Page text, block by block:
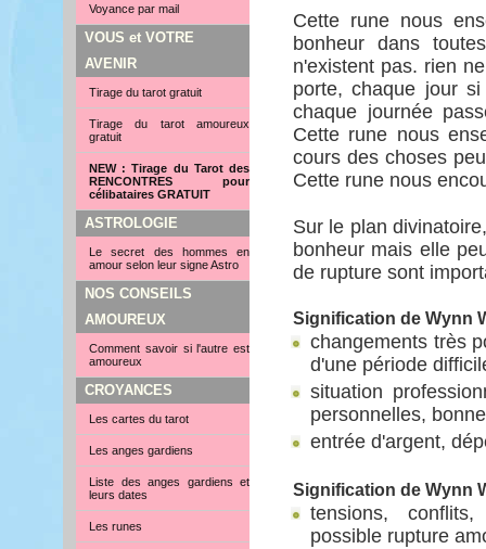
Voyance par mail
VOUS et VOTRE
AVENIR
Tirage du tarot gratuit
Tirage du tarot amoureux
gratuit
NEW : Tirage du Tarot des
RENCONTRES pour
célibataires GRATUIT
ASTROLOGIE
Le secret des hommes en
amour selon leur signe Astro
NOS CONSEILS
AMOUREUX
Comment savoir si l'autre est
amoureux
CROYANCES
Les cartes du tarot
Les anges gardiens
Liste des anges gardiens et
leurs dates
Les runes
Cette rune nous
bonheur dans
n'existent pas. rien
porte, chaque jour
chaque journée
Cette rune nous
cours des choses
Cette rune nous
Sur le plan
bonheur mais elle
de rupture sont
Signification de Wynn
changements très
d'une période
situation
personnelles,
entrée d'argent,
Signification de Wynn
tensions, conflits,
possible rupture